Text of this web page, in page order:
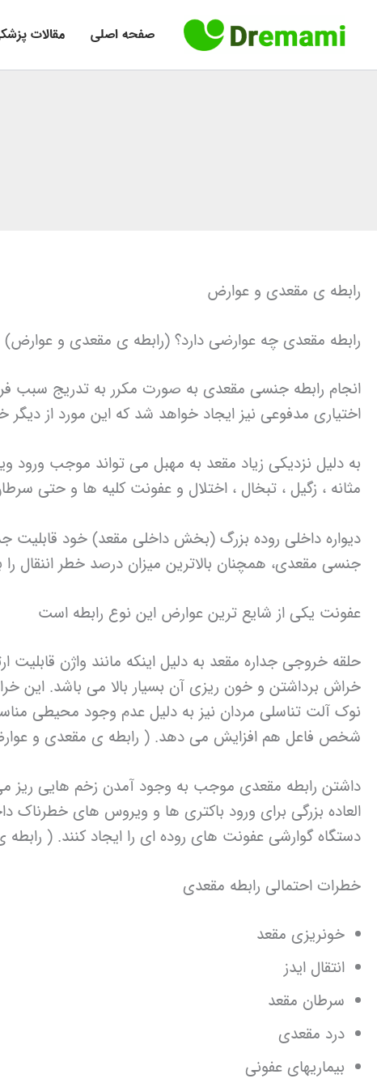
صفحه اصلی مقالات
رابطه ی مقعدی و عوارض
رابطه مقعدی چه عوارضی دارد؟ (رابطه ی مقعدی و عوارض)
انجام رابطه جنسی مقعدی به صورت مکرر به تدریج سبب
اختیاری مدفوعی نیز ایجاد خواهد شد که این مورد از
به دلیل نزدیکی زیاد مقعد به مهبل می تواند موجب ورود
مثانه ، زگیل ، تبخال ، اختلال و عفونت کلیه ها و حتی
دیواره داخلی روده بزرگ (بخش داخلی مقعد) خود قابلیت
جنسی مقعدی، همچنان بالاترین میزان درصد خطر
عفونت یکی از شایع ترین عوارض این نوع رابطه است
حلقه خروجی جداره مقعد به دلیل اینکه مانند واژن
خراش برداشتن و خون ریزی آن بسیار بالا می باشد. این
نوک آلت تناسلی مردان نیز به دلیل عدم وجود محیطی
شخص فاعل هم افزایش می دهد. ( رابطه ی مقعدی و
داشتن رابطه مقعدی موجب به وجود آمدن زخم هایی ریز
دستگاه گوارشی عفونت های روده ای را ایجاد کنند. (
خطرات احتمالی رابطه مقعدی
خونریزی مقعد
انتقال ایدز
سرطان مقعد
درد مقعدی
بیماریهای عفونی